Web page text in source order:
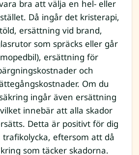
bra att välja en hel- eller
Då ingår det kristerapi,
ersättning vid brand,
som spräcks eller går
ersättning för
och
Om du
ingår även ersättning
innebär att alla skador
Detta är positivt för dig
trafikolycka, eftersom att då
som täcker skadorna.